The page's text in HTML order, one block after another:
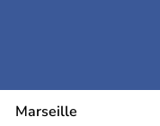
Marseille